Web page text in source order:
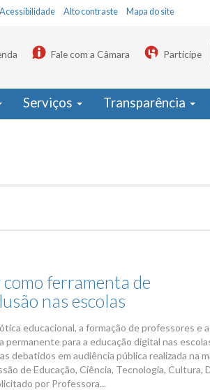
Acessibilidade Alto contraste Mapa do site
Fale com a Câmara Participe
Serviços Transparência
ferramenta de
nas escolas
educacional, a formação de professores e a
permanente para a educação digital nas
debatidos em audiência pública realizada na
de Educação, Ciência, Tecnologia, Cultura,
por Professora...